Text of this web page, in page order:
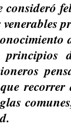
consideró
recorrer